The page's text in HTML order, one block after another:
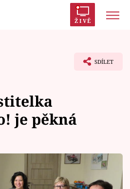
ŽIVĚ
SDÍLET
je pěkná